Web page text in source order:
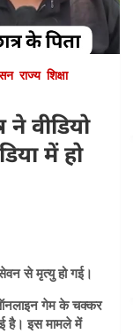
राज्य शिक्षा
वीडियो
में हो
सेवन से मृत्यु हो गई।
ऑनलाइन गेम के चक्कर
है। इस मामले में